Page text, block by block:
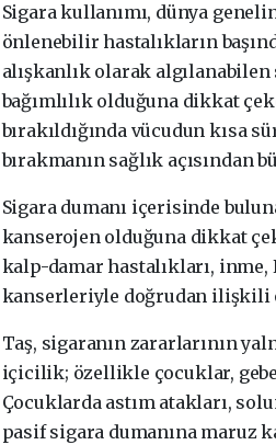
Sigara kullanımı, dünya
önlenebilir hastalıkların
alışkanlık olarak
bağımlılık olduğuna dikkat
bırakıldığında vücudun kısa
bırakmanın sağlık açısından
Sigara dumanı içerisinde
kanserojen olduğuna dikkat
kalp-damar hastalıkları, inme,
kanserleriyle doğrudan ilişkili
Taş, sigaranın zararlarının
içicilik; özellikle çocuklar,
Çocuklarda astım atakları,
pasif sigara dumanına maruz